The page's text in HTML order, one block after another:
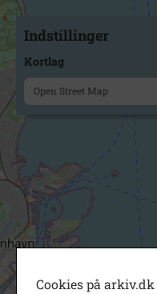
Indstillinger
Kortlag
Open Street Map
Cookies på arkiv.dk